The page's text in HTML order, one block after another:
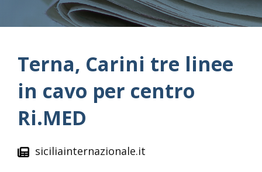
Terna, Carini tre linee
in cavo per centro
Ri.MED
siciliainternazionale.it